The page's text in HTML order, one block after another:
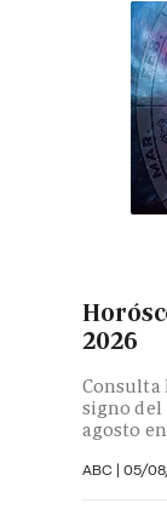
2026
Consulta
signo del
agosto
ABC | 05/